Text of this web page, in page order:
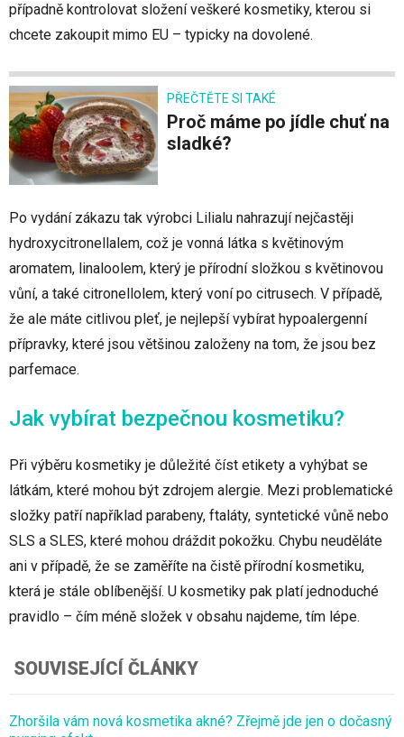
případně kontrolovat složení veškeré kosmetiky, kterou si
chcete zakoupit mimo EU – typicky na dovolené.
PŘEČTĚTE SI TAKÉ
Proč máme po jídle chuť na
sladké?
Po vydání zákazu tak výrobci Lilialu nahrazují nejčastěji
hydroxycitronellalem, což je vonná látka s květinovým
aromatem, linaloolem, který je přírodní složkou s květinovou
vůní, a také citronellolem, který voní po citrusech. V případě,
že ale máte citlivou pleť, je nejlepší vybírat hypoalergenní
přípravky, které jsou většinou založeny na tom, že jsou bez
parfemace.
Jak vybírat bezpečnou kosmetiku?
Při výběru kosmetiky je důležité číst etikety a vyhýbat se
látkám, které mohou být zdrojem alergie. Mezi problematické
složky patří například parabeny, ftaláty, syntetické vůně nebo
SLS a SLES, které mohou dráždit pokožku. Chybu neuděláte
ani v případě, že se zaměříte na čistě přírodní kosmetiku,
která je stále oblíbenější. U kosmetiky pak platí jednoduché
pravidlo – čím méně složek v obsahu najdeme, tím lépe.
SOUVISEJÍCÍ ČLÁNKY
Zhoršila vám nová kosmetika akné? Zřejmě jde jen o dočasný